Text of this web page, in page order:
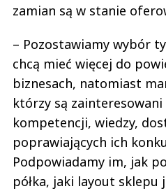
zamian są w stanie
– Pozostawiamy wybór
chcą mieć więcej do
biznesach, natomiast
którzy są
kompetencji, wiedzy,
poprawiających ich
Podpowiadamy im, jak
półka, jaki layout sklepu